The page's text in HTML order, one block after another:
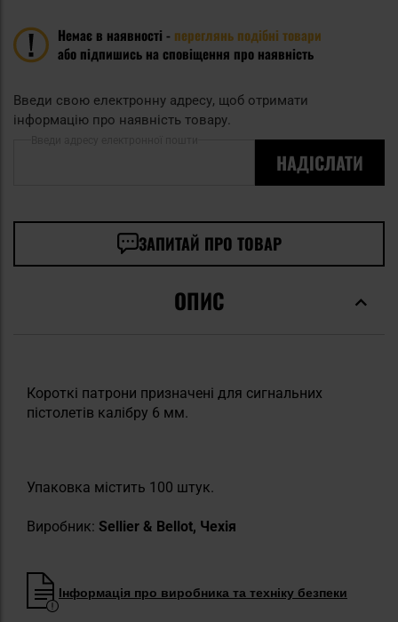
Немає в наявності - переглянь подібні товари
або підпишись на сповіщення про наявність
Введи свою електронну адресу, щоб отримати
інформацію про наявність товару.
НАДІСЛАТИ
ЗАПИТАЙ ПРО ТОВАР
ОПИС
Короткі патрони призначені для сигнальних
пістолетів калібру 6 мм.
Упаковка містить 100 штук.
Виробник: Sellier & Bellot, Чехія
Інформація про виробника та техніку безпеки